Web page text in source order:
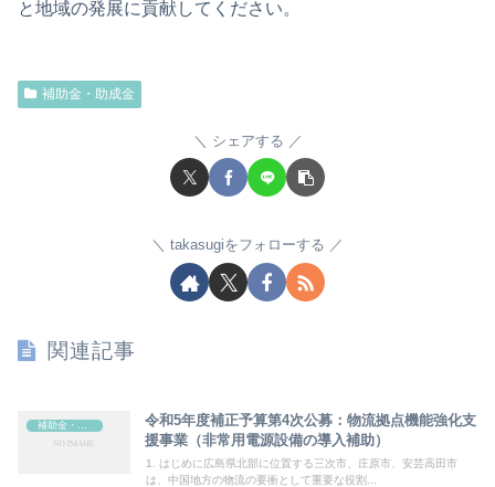
と地域の発展に貢献してください。
補助金・助成金
シェアする
takasugiをフォローする
関連記事
令和5年度補正予算第4次公募：物流拠点機能強化支
援事業（非常用電源設備の導入補助）
1. はじめに広島県北部に位置する三次市、庄原市、安芸高田市
は、中国地方の物流の要衝として重要な役割...